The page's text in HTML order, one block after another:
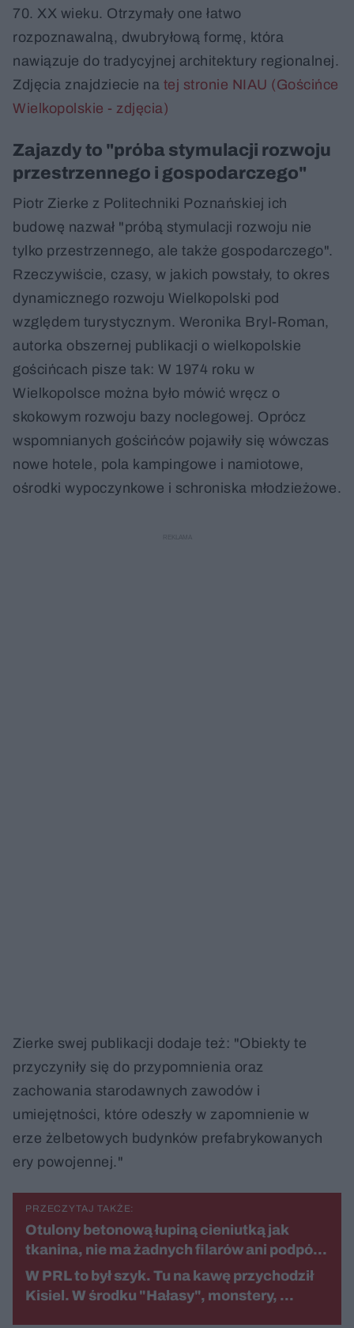
70. XX wieku. Otrzymały one łatwo
rozpoznawalną, dwubryłową formę, która
nawiązuje do tradycyjnej architektury regionalnej.
Zdjęcia znajdziecie na tej stronie NIAU (Gościńce
Wielkopolskie - zdjęcia)
Zajazdy to "próba stymulacji rozwoju
przestrzennego i gospodarczego"
Piotr Zierke z Politechniki Poznańskiej ich
budowę nazwał "próbą stymulacji rozwoju nie
tylko przestrzennego, ale także gospodarczego".
Rzeczywiście, czasy, w jakich powstały, to okres
dynamicznego rozwoju Wielkopolski pod
względem turystycznym. Weronika Bryl-Roman,
autorka obszernej publikacji o wielkopolskie
gościńcach pisze tak: W 1974 roku w
Wielkopolsce można było mówić wręcz o
skokowym rozwoju bazy noclegowej. Oprócz
wspomnianych gościńców pojawiły się wówczas
nowe hotele, pola kampingowe i namiotowe,
ośrodki wypoczynkowe i schroniska młodzieżowe.
Zierke swej publikacji dodaje też: "Obiekty te
przyczyniły się do przypomnienia oraz
zachowania starodawnych zawodów i
umiejętności, które odeszły w zapomnienie w
erze żelbetowych budynków prefabrykowanych
ery powojennej."
PRZECZYTAJ TAKŻE:
Otulony betonową łupiną cieniutką jak
tkanina, nie ma żadnych filarów ani podpó…
W PRL to był szyk. Tu na kawę przychodził
Kisiel. W środku "Hałasy", monstery, …